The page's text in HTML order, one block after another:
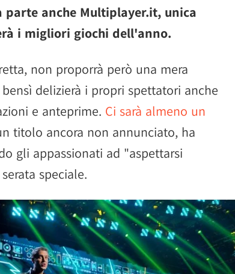
anche Multiplayer.it, unica
i migliori giochi dell'anno.
non proporrà però una mera
delizierà i propri spettatori anche
e anteprime. Ci sarà almeno un
titolo ancora non annunciato, ha
gli appassionati ad "aspettarsi
speciale.